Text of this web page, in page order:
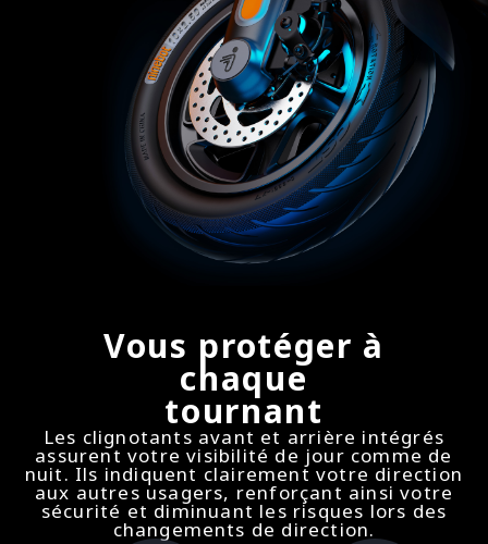
Vous protéger à
chaque
tournant
Les clignotants avant et arrière intégrés
assurent votre visibilité de jour comme de
nuit. Ils indiquent clairement votre direction
aux autres usagers, renforçant ainsi votre
sécurité et diminuant les risques lors des
changements de direction.